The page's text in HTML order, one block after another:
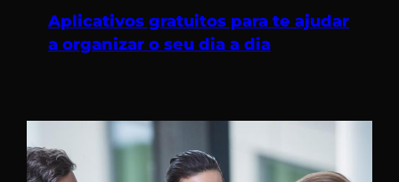
Aplicativos gratuitos para te ajudar
a organizar o seu dia a dia